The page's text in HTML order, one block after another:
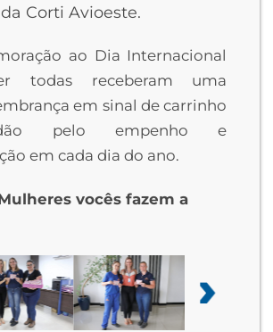
Corti Avioeste.
ao Dia Internacional
todas receberam uma
em sinal de carrinho
pelo empenho e
em cada dia do ano.
vocês fazem a